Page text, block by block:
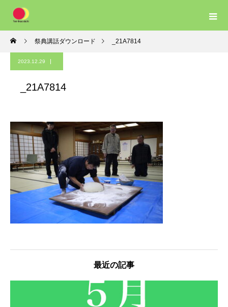
祭典講話ダウンロード _21A7814
2023.12.29
_21A7814
最近の記事